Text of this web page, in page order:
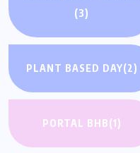
(3)
PLANT BASED DAY(2)
PORTAL BHB(1)